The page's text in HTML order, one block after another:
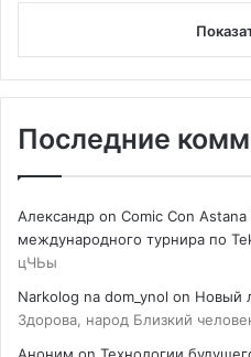
Последние
Александр on Comic Con
международного турнира по
цЧЬы
Narkolog na dom_ynol on Новый
Здорова, народ Близкий